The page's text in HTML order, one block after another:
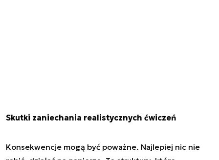
Skutki zaniechania realistycznych ćwiczeń
Konsekwencje mogą być poważne. Najlepiej nic nie